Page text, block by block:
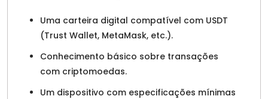
Uma carteira digital compatível com USDT
(Trust Wallet, MetaMask, etc.).
Conhecimento básico sobre transações
com criptomoedas.
Um dispositivo com especificações mínimas